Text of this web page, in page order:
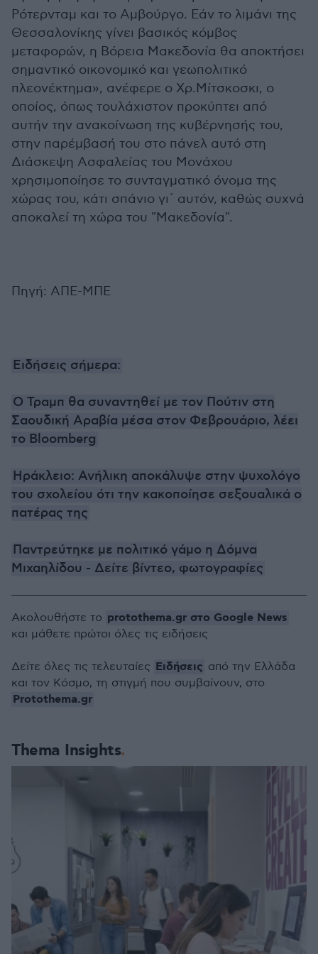
Ρότερνταμ και το Αμβούργο. Εάν το λιμάνι της
Θεσσαλονίκης γίνει βασικός κόμβος
μεταφορών, η Βόρεια Μακεδονία θα αποκτήσει
σημαντικό οικονομικό και γεωπολιτικό
πλεονέκτημα», ανέφερε ο Χρ.Μίτσκοσκι, ο
οποίος, όπως τουλάχιστον προκύπτει από
αυτήν την ανακοίνωση της κυβέρνησής του,
στην παρέμβασή του στο πάνελ αυτό στη
Διάσκεψη Ασφαλείας του Μονάχου
χρησιμοποίησε το συνταγματικό όνομα της
χώρας του, κάτι σπάνιο γι΄ αυτόν, καθώς συχνά
αποκαλεί τη χώρα του "Μακεδονία".
Πηγή: ΑΠΕ-ΜΠΕ
Ειδήσεις σήμερα:
Ο Τραμπ θα συναντηθεί με τον Πούτιν στη
Σαουδική Αραβία μέσα στον Φεβρουάριο, λέει
το Bloomberg
Ηράκλειο: Ανήλικη αποκάλυψε στην ψυχολόγο
του σχολείου ότι την κακοποίησε σεξουαλικά ο
πατέρας της
Παντρεύτηκε με πολιτικό γάμο η Δόμνα
Μιχαηλίδου - Δείτε βίντεο, φωτογραφίες
Thema Insights
Ακολουθήστε το protothema.gr στο Google News
και μάθετε πρώτοι όλες τις ειδήσεις
Δείτε όλες τις τελευταίες Ειδήσεις από την Ελλάδα
και τον Κόσμο, τη στιγμή που συμβαίνουν, στο
Protothema.gr